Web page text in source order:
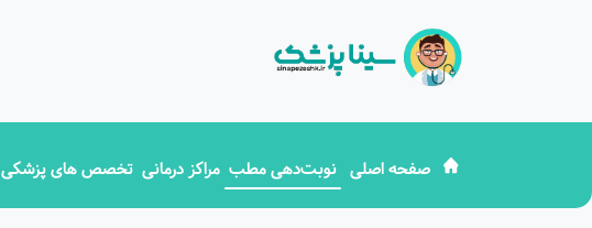
صفحه اصلی نوبت‌دهی مطب مراکز درمانی تخصص های پزشکی